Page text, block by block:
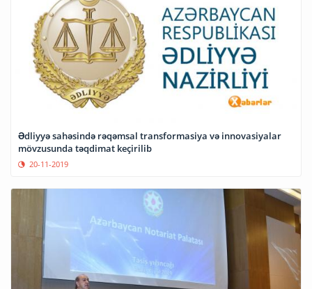
Ədliyyə sahəsində rəqəmsal transformasiya və innovasiyalar
mövzusunda təqdimat keçirilib
20-11-2019